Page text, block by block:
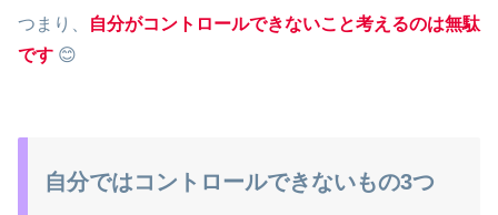
つまり、
自分がコントロールできないこと考えるのは無駄
です 😊
自分ではコントロールできないもの3つ